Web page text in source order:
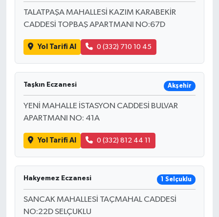
TALATPAŞA MAHALLESİ KAZIM KARABEKİR
CADDESİ TOPBAŞ APARTMANI NO:67D
Yol Tarifi Al 0 (332) 710 10 45
Taşkın Eczanesi Akşehir
YENİ MAHALLE İSTASYON CADDESİ BULVAR
APARTMANI NO: 41A
Yol Tarifi Al 0 (332) 812 44 11
Hakyemez Eczanesi 1 Selçuklu
SANCAK MAHALLESİ TAÇMAHAL CADDESİ
NO:22D SELÇUKLU